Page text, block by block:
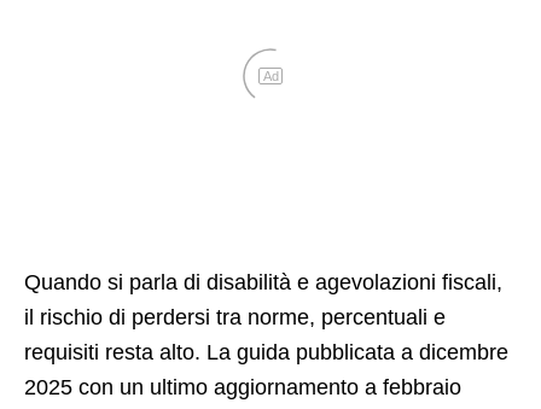
Ad
Quando si parla di disabilità e agevolazioni fiscali,
il rischio di perdersi tra norme, percentuali e
requisiti resta alto. La guida pubblicata a dicembre
2025 con un ultimo aggiornamento a febbraio